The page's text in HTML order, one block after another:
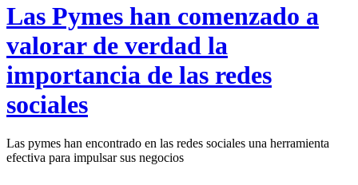
Las Pymes han comenzado a
valorar de verdad la
importancia de las redes
sociales
Las pymes han encontrado en las redes sociales una herramienta
efectiva para impulsar sus negocios